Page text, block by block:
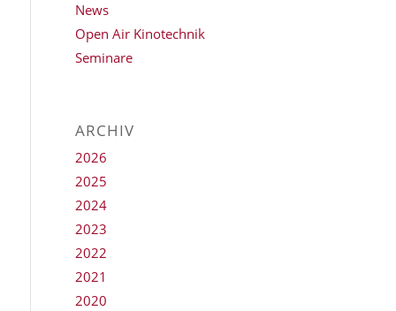
News
Open Air Kinotechnik
Seminare
ARCHIV
2026
2025
2024
2023
2022
2021
2020